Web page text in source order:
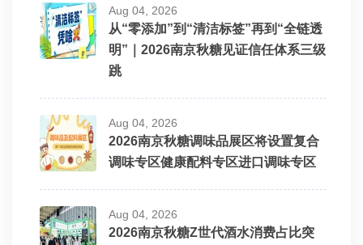
Aug 04, 2026
从“零添加”到“清洁标签”再到“全链透
明”｜2026南京秋糖见证信任体系三级
跳
Aug 04, 2026
2026南京秋糖调味品展区将设置复合
调味专区健康配料专区进口调味专区
Aug 04, 2026
2026南京秋糖Z世代酒水消费占比突